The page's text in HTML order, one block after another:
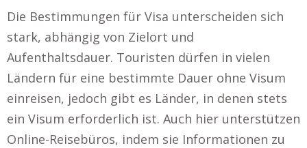
Die Bestimmungen für Visa unterscheiden sich
stark, abhängig von Zielort und
Aufenthaltsdauer. Touristen dürfen in vielen
Ländern für eine bestimmte Dauer ohne Visum
einreisen, jedoch gibt es Länder, in denen stets
ein Visum erforderlich ist. Auch hier unterstützen
Online-Reisebüros, indem sie Informationen zu